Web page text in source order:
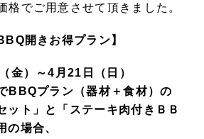
でご用意させて頂きました。
開きお得プラン】
金）～4月21日（日）
BBQプラン（器材＋食材）の
ット」と「ステーキ肉付きＢＢ
の場合、